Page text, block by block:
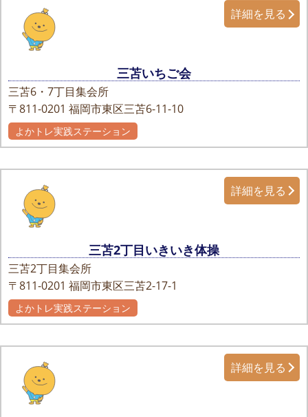
三苫いちご会
三苫6・7丁目集会所
〒811-0201 福岡市東区三苫6-11-10
詳細を見る
よかトレ実践ステーション
三苫2丁目いきいき体操
三苫2丁目集会所
〒811-0201 福岡市東区三苫2-17-1
詳細を見る
よかトレ実践ステーション
詳細を見る